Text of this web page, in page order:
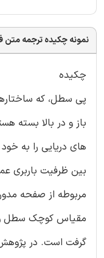
نمونه چکیده ترجمه متن
چکیده
پی سطل، که
باز و در بالا بسته
های دریایی را به
بین ظرفیت باربری
مربوطه از صفحه
مقیاس کوچک سطل و
گرفت است. در